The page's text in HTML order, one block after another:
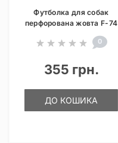
Футболка для собак
перфорована жовта F-74
0
355 грн.
ДО КОШИКА